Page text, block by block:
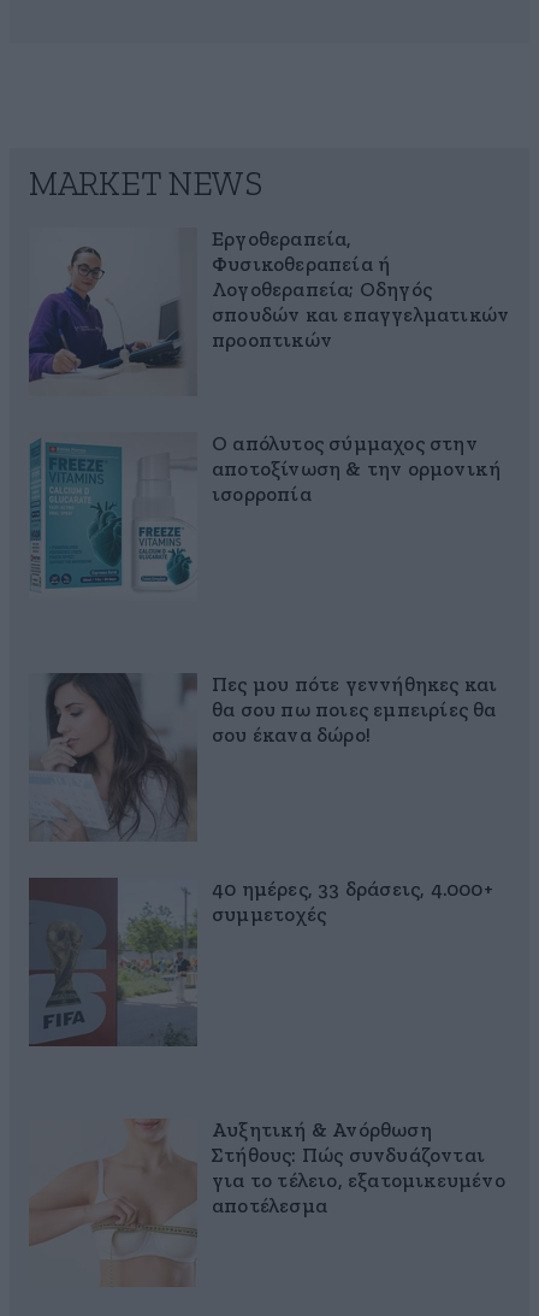
MARKET NEWS
Εργοθεραπεία,
Φυσικοθεραπεία ή
Λογοθεραπεία; Οδηγός
σπουδών και επαγγελματικών
προοπτικών
Ο απόλυτος σύμμαχος στην
αποτοξίνωση & την ορμονική
ισορροπία
Πες μου πότε γεννήθηκες και
θα σου πω ποιες εμπειρίες θα
σου έκανα δώρο!
40 ημέρες, 33 δράσεις, 4.000+
συμμετοχές
Αυξητική & Ανόρθωση
Στήθους: Πώς συνδυάζονται
για το τέλειο, εξατομικευμένο
αποτέλεσμα